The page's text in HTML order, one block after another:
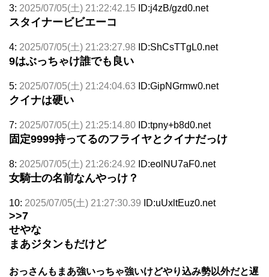
3: 2025/07/05(土) 21:22:42.15 ID:j4zB/gzd0.net
スタイナービビエーコ
4: 2025/07/05(土) 21:23:27.98 ID:ShCsTTgL0.net
9はぶっちゃけ誰でも良い
5: 2025/07/05(土) 21:24:04.63 ID:GipNGrmw0.net
クイナは硬い
7: 2025/07/05(土) 21:25:14.80 ID:tpny+b8d0.net
固定9999持ってるのフライヤとクイナだっけ
8: 2025/07/05(土) 21:26:24.92 ID:eolNU7aF0.net
女騎士の名前なんやっけ？
10: 2025/07/05(土) 21:27:30.39 ID:uUxltEuz0.net
>>7
せやな
まあジタンもだけど
おっさんもまあ強いっちゃ強いけどやり込み勢以外だと遅